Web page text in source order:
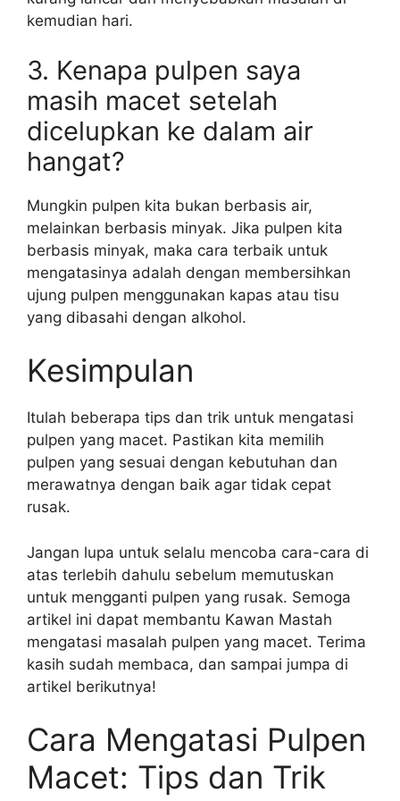
kemudian hari.
3. Kenapa pulpen saya
masih macet setelah
dicelupkan ke dalam air
hangat?
Mungkin pulpen kita bukan berbasis air,
melainkan berbasis minyak. Jika pulpen kita
berbasis minyak, maka cara terbaik untuk
mengatasinya adalah dengan membersihkan
ujung pulpen menggunakan kapas atau tisu
yang dibasahi dengan alkohol.
Kesimpulan
Itulah beberapa tips dan trik untuk mengatasi
pulpen yang macet. Pastikan kita memilih
pulpen yang sesuai dengan kebutuhan dan
merawatnya dengan baik agar tidak cepat
rusak.
Jangan lupa untuk selalu mencoba cara-cara di
atas terlebih dahulu sebelum memutuskan
untuk mengganti pulpen yang rusak. Semoga
artikel ini dapat membantu Kawan Mastah
mengatasi masalah pulpen yang macet. Terima
kasih sudah membaca, dan sampai jumpa di
artikel berikutnya!
Cara Mengatasi Pulpen
Macet: Tips dan Trik